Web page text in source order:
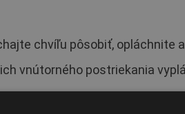
chvíľu pôsobiť, opláchnite
vnútorného postriekania